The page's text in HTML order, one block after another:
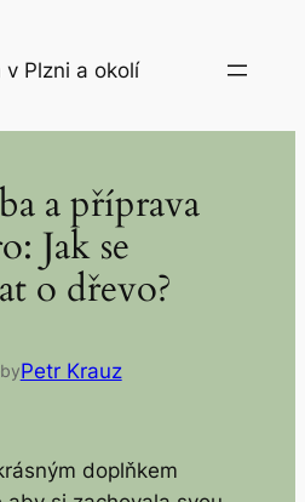
v Plzni a okolí
a příprava
Jak se
o dřevo?
byPetr Krauz
doplňkem